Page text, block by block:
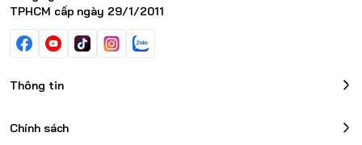
TPHCM cấp ngày 29/1/2011
Thông tin
Chính sách